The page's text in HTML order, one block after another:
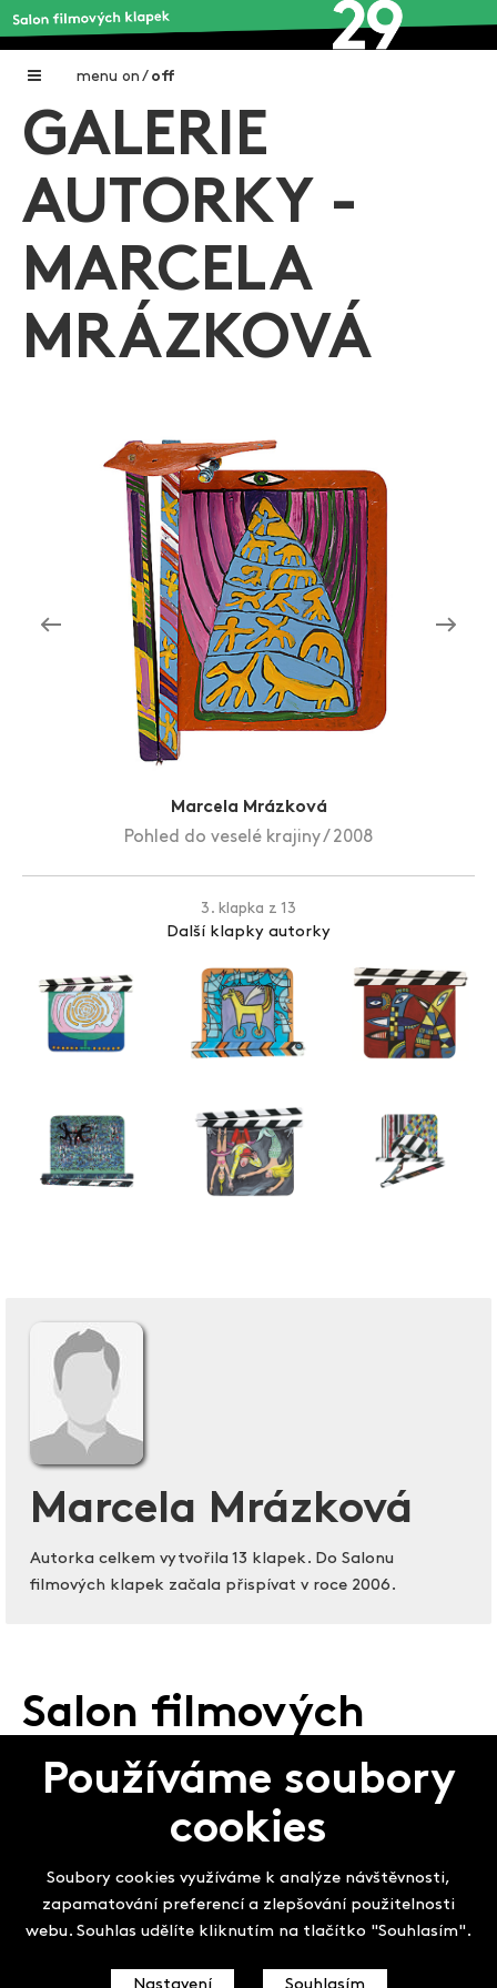
menu on / off
Home
Galerie filmových klapek
Autoři filmových klapek
O projektu
Aktuality
Zlín Film Festival
GALERIE
AUTORKY -
MARCELA
MRÁZKOVÁ
Marcela Mrázková
Pohled do veselé krajiny / 2008
3. klapka z 13
Další klapky autorky
Marcela Mrázková
Autorka celkem vytvořila 13 klapek. Do Salonu
filmových klapek začala přispívat v roce 2006.
Salon filmových
klapek
Používáme soubory
cookies
Soubory cookies využíváme k analýze návštěvnosti,
zapamatování preferencí a zlepšování použitelnosti
webu. Souhlas udělíte kliknutím na tlačítko "Souhlasím".